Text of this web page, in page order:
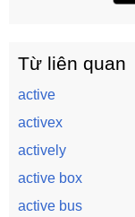
Từ liên quan
active
activex
actively
active box
active bus